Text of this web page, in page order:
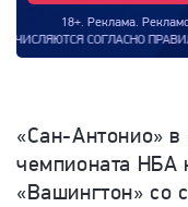
18+. Реклама.
СОГЛАСНО ПРАВИЛАМ
«Сан-Антонио» в
чемпионата НБА
«Вашингтон» со